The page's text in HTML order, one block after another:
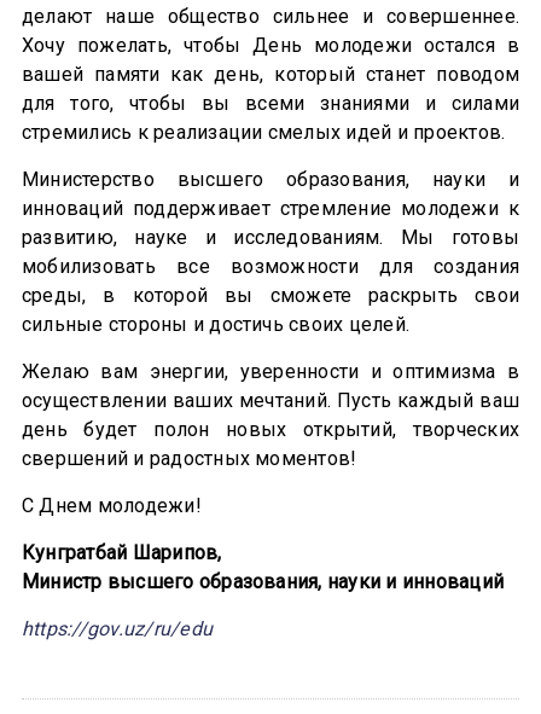
делают наше общество сильнее и совершеннее.
Хочу пожелать, чтобы День молодежи остался в
вашей памяти как день, который станет поводом
для того, чтобы вы всеми знаниями и силами
стремились к реализации смелых идей и проектов.
Министерство высшего образования, науки и
инноваций поддерживает стремление молодежи к
развитию, науке и исследованиям. Мы готовы
мобилизовать все возможности для создания
среды, в которой вы сможете раскрыть свои
сильные стороны и достичь своих целей.
Желаю вам энергии, уверенности и оптимизма в
осуществлении ваших мечтаний. Пусть каждый ваш
день будет полон новых открытий, творческих
свершений и радостных моментов!
С Днем молодежи!
Кунгратбай Шарипов,
Министр высшего образования, науки и инноваций
https://gov.uz/ru/edu